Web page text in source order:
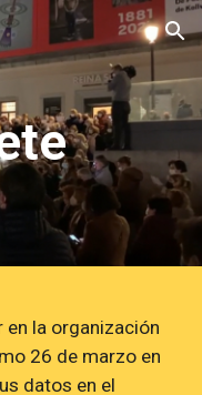
Skip to navigation
en la organización
26 de marzo en
datos en el